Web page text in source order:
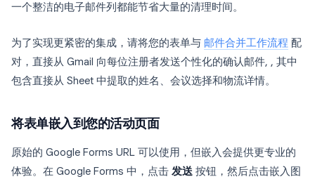
一个整洁的电子邮件列都能节省大量的清理时间。
为了实现更紧密的集成，请将您的表单与 邮件合并工作流程 配
对，直接从 Gmail 向每位注册者发送个性化的确认邮件, , 其中
包含直接从 Sheet 中提取的姓名、会议选择和物流详情。
将表单嵌入到您的活动页面
原始的 Google Forms URL 可以使用，但嵌入会提供更专业的
体验。在 Google Forms 中，点击 发送 按钮，然后点击嵌入图